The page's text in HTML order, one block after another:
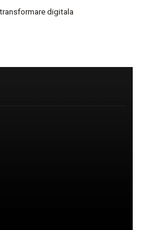
transformare digitala